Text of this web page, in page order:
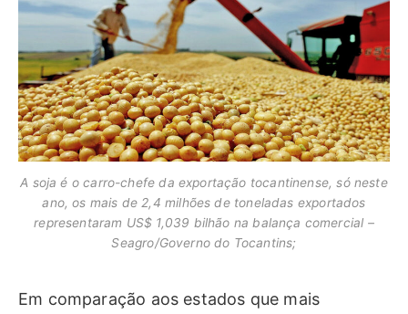
A soja é o carro-chefe da exportação tocantinense, só neste
ano, os mais de 2,4 milhões de toneladas exportados
representaram US$ 1,039 bilhão na balança comercial –
Seagro/Governo do Tocantins;
Em comparação aos estados que mais